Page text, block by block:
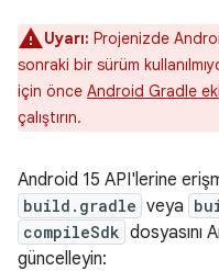
Uyarı: Projenizde
sonraki bir sürüm
için önce Android Gradle
çalıştırın.
Android 15 API'lerine
build.gradle veya
compileSdk dosyasını
güncelleyin: